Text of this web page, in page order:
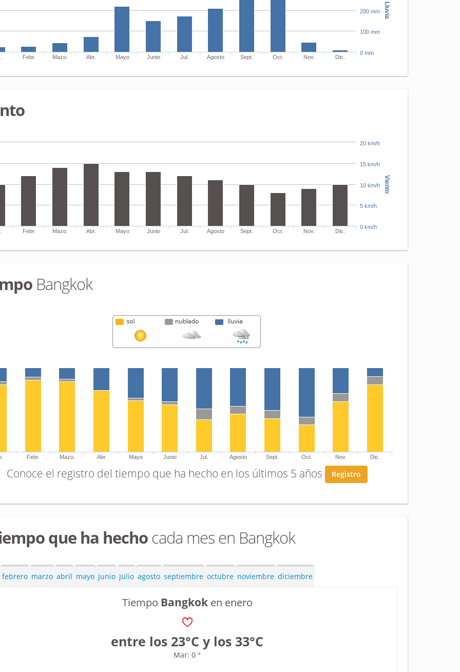
Lluvia
Febr. Mazo. Abr. Mayo Junio Jul. Agosto Sept. Oct. Nov. Dic.
0 mm
100 mm
200 mm
Viento
Febr. Mazo. Abr. Mayo Junio Jul. Agosto Sept. Oct. Nov. Dic.
0 km/h
5 km/h
10 km/h
15 km/h
20 km/h
Bangkok
Febr. Mazo. Abr. Mayo Junio Jul. Agosto Sept. Oct. Nov. Dic.
Conoce el registro del tiempo que ha hecho en los últimos 5 años Registro
que ha hechocada mes en Bangkok
febrero marzo abril mayo junio julio agosto septiembre octubre noviembre diciembre
Tiempo Bangkoken enero
entre los 23°C y los 33°C
Mar: 0 °